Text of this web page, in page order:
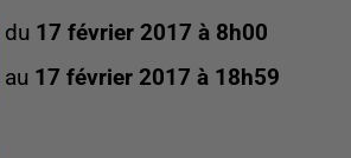
du 17 février 2017 à 8h00
au 17 février 2017 à 18h59